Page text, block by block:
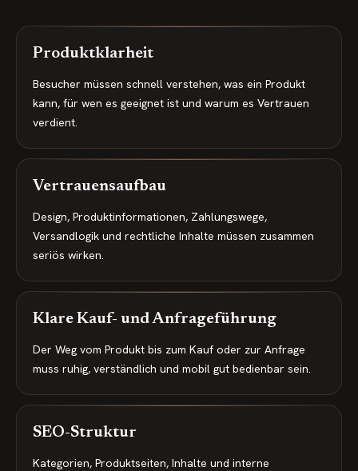
Produktklarheit
Besucher müssen schnell verstehen, was ein Produkt
kann, für wen es geeignet ist und warum es Vertrauen
verdient.
Vertrauensaufbau
Design, Produktinformationen, Zahlungswege,
Versandlogik und rechtliche Inhalte müssen zusammen
seriös wirken.
Klare Kauf- und Anfrageführung
Der Weg vom Produkt bis zum Kauf oder zur Anfrage
muss ruhig, verständlich und mobil gut bedienbar sein.
SEO-Struktur
Kategorien, Produktseiten, Inhalte und interne